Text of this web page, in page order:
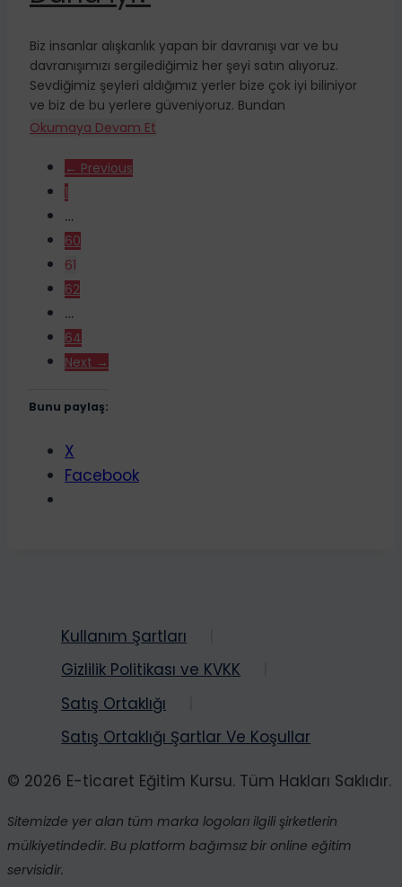
Biz insanlar alışkanlık yapan bir davranışı var ve bu
davranışımızı sergilediğimiz her şeyi satın alıyoruz.
Sevdiğimiz şeyleri aldığımız yerler bize çok iyi biliniyor
ve biz de bu yerlere güveniyoruz. Bundan
Okumaya Devam Et
← Previous
1
…
60
61
62
…
64
Next →
Bunu paylaş:
X
Facebook
Kullanım Şartları
Gizlilik Politikası ve KVKK
Satış Ortaklığı
Satış Ortaklığı Şartlar Ve Koşullar
© 2026 E-ticaret Eğitim Kursu. Tüm Hakları Saklıdır.
Sitemizde yer alan tüm marka logoları ilgili şirketlerin
mülkiyetindedir. Bu platform bağımsız bir online eğitim
servisidir.